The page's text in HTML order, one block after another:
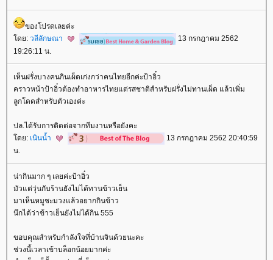
ของโปรดเลยค่ะ
ดย: วลีลักษณา
13 กรกฎาคม 2562
19:26:11 น.
เห็นฝรั่งบางคนกินเผ็ดเก่งกว่าคนไทยอีกค่ะป้าอิ๋ว
คราวหน้าป้าอิ๋วต้องทำอาหารไทยแต่รสชาติสำหรับฝรั่งไม่ทานเผ็ด แล้วเพิ่ม
ลูกโดดสำหรับตัวเองค่ะ
ปล.ได้รับการติดต่อจากทีมงานหรือยังคะ
ดย: เนินน้ำ
13 กรกฎาคม 2562 20:40:59
น.
น่ากินมาก ๆ เลยค่ะป้าอิ๋ว
มัวแต่วุ่นกับร้านยังไม่ได้ทานข้าวเย็น
มาเห็นหมูชะมวงแล้วอยากกินข้าว
นึกได้ว่าข้าวเย็นยังไม่ได้กิน 555
ขอบคุณสำหรับกำลังใจที่บ้านจินด้วยนะคะ
ช่วงนี้เวลาเข้าบล็อกน้อยมากค่ะ